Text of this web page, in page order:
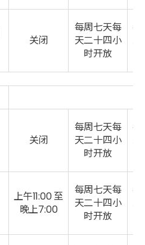
关闭
每周七天每
天二十四小
时开放
每
关闭
每周七天每
天二十四小
时开放
每
上午11:00 至
晚上7:00
每周七天每
天二十四小
时开放
每